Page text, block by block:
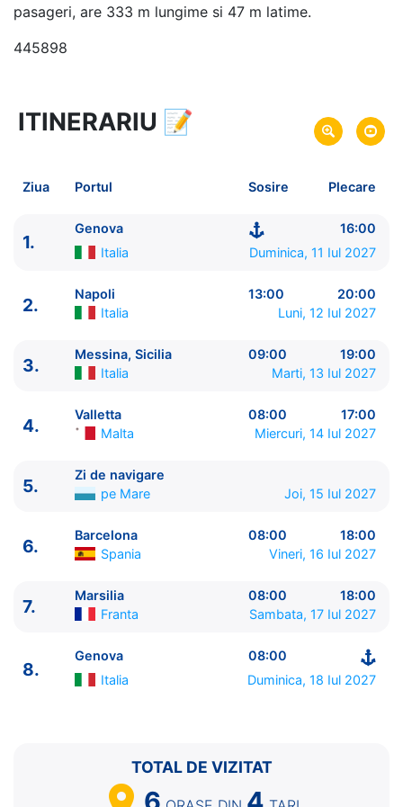
pasageri, are 333 m lungime si 47 m latime.
445898
8 zile vacanta de croaziera in
Marea Mediterana de Vest -
Plecare pe 11 Iul 2027 din Genova, Italia
MSC Cruises
ITINERARIU
Ziua | Portul | Sosire - Plecare
----------------------------------------
1. Genova
Napoli Italia
Spania 08:00 - 18:00
Franta 08:00 - 18:00
ITINERARIU 📝
Ziua Portul Sosire Plecare
1.
Genova
16:00
Italia
Duminica, 11 Iul 2027
2.
Napoli 13:00
20:00
Italia
Luni, 12 Iul 2027
3.
Messina, Sicilia 09:00
19:00
Italia
Marti, 13 Iul 2027
4.
Valletta 08:00
17:00
Malta
Miercuri, 14 Iul 2027
5.
Zi de navigare
pe Mare
Joi, 15 Iul 2027
6.
Barcelona 08:00
18:00
Spania
Vineri, 16 Iul 2027
7.
Marsilia 08:00
18:00
Franta
Sambata, 17 Iul 2027
8.
Genova
08:00
Italia
Duminica, 18 Iul 2027
TOTAL DE VIZITAT